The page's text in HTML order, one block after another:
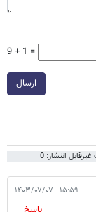
9 + 1 =
ارسال
انتشار: 0
۱۵:۵۹ - ۱۴۰۳/۰۷/۰۷